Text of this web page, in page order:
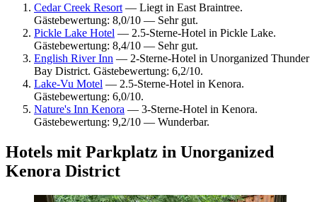
Cedar Creek Resort — Liegt in East Braintree.
Gästebewertung: 8,0/10 — Sehr gut.
Pickle Lake Hotel — 2.5-Sterne-Hotel in Pickle Lake.
Gästebewertung: 8,4/10 — Sehr gut.
English River Inn — 2-Sterne-Hotel in Unorganized Thunder
Bay District. Gästebewertung: 6,2/10.
Lake-Vu Motel — 2.5-Sterne-Hotel in Kenora.
Gästebewertung: 6,0/10.
Nature's Inn Kenora — 3-Sterne-Hotel in Kenora.
Gästebewertung: 9,2/10 — Wunderbar.
Hotels mit Parkplatz in Unorganized
Kenora District